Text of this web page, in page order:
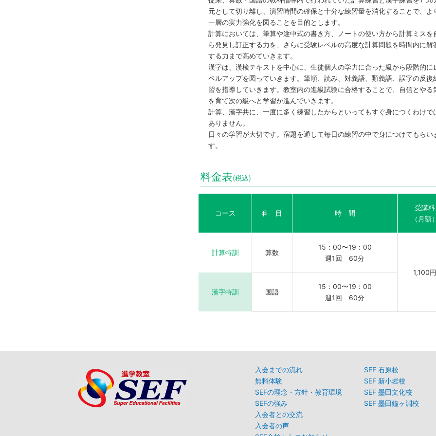
元として切り離し、演習時間の確保と十分な練習量を消化することで、よ
一層の実力強化を図ることを目的とします。
計算においては、筆算や途中式の書き方、ノートの使い方から計算ミスを
ら発見し訂正する力を、さらに受験レベルの高度な計算問題を時間内に解
する力まで高めていきます。
漢字は、漢検テキストを中心に、生徒個人の学力に合った級から段階的に
ベルアップを図っていきます。筆順、読み、対義語、類義語、誤字の反復
習を指導していきます。教室内の進級試験に合格することで、自信とやる
を育て次の級へと学習が進んでいきます。
計算、漢字共に、一度に多く練習したからといってもすぐ身につくわけで
ありません。
日々の学習が大切です。宿題を通して毎日の練習の中で身につけてもらい
す。
料金表(税込)
コース 科 目 時 間
受講料
（月額
計算特訓 算数
15：00〜19：00
週1回 60分
1,100円
漢字特訓 国語
15：00〜19：00
週1回 60分
入会までの流れ
無料体験
SEFの理念・方針・教育環境
SEFの強み
入会者との交流
入会者の声
SEF 石原校
SEF 新小岩校
SEF 墨田文化校
SEF 墨田鐘ヶ淵校